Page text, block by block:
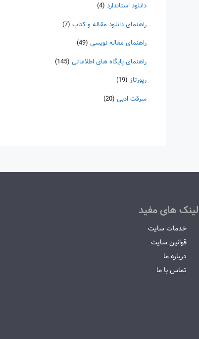
دانلود استاندارد (4)
راهنمای دانلود مقاله و کتاب (7)
راهنمای مقاله نویسی (49)
راهنمای پایگاه های اطلاعاتی (145)
رپورتاژ (19)
سرقت ادبی (20)
لینک های مفید
خدمات سایت
قوانین سایت
درباره ما
تماس با ما